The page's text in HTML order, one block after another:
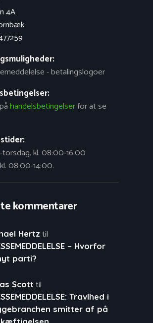
4A
handelsbetingelserfor at se
torsdag, kl. 08:00-16:00
08:00-14:00.
kommentarer
Hertz til
– Hvorfor
parti?
Scott til
Travlhed i
smitter af på